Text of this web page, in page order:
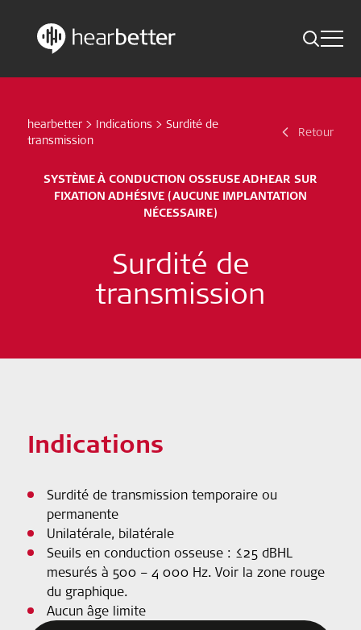
content
Toggle
Actualité scientifique
Abonnez-vous maintenant
French - Canada
Suivez-nous
Recherche
hearbetter > Indications > Surdité de
transmission
Retour
SYSTÈME À CONDUCTION OSSEUSE ADHEAR SUR
FIXATION ADHÉSIVE (AUCUNE IMPLANTATION
NÉCESSAIRE)
Surdité de
transmission
Indications
Surdité de transmission temporaire ou
permanente
Unilatérale, bilatérale
Seuils en conduction osseuse : ≤25 dBHL
mesurés à 500 – 4 000 Hz. Voir la zone rouge
du graphique.
Aucun âge limite